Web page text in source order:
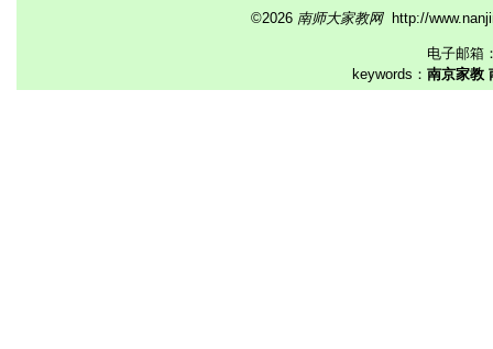
©2026 南师大家教网http://
电子邮箱
keywords： 南京家教